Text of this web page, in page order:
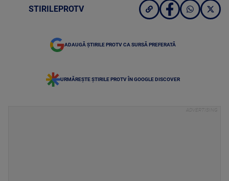
STIRILEPROTV
ADAUGĂ ȘTIRILE PROTV CA SURSĂ PREFERATĂ
URMĂREȘTE ȘTIRILE PROTV ÎN GOOGLE DISCOVER